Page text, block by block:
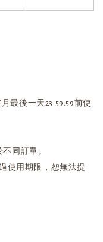
最後一天23:59:59前使
同訂單。
使用期限，恕無法提